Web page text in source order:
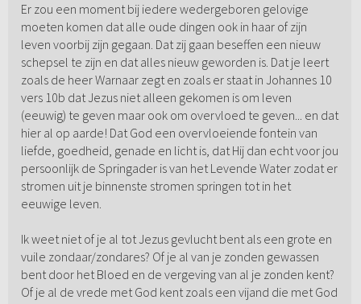
Er zou een moment bij iedere wedergeboren gelovige
moeten komen dat alle oude dingen ook in haar of zijn
leven voorbij zijn gegaan. Dat zij gaan beseffen een nieuw
schepsel te zijn en dat alles nieuw geworden is. Dat je leert
zoals de heer Warnaar zegt en zoals er staat in Johannes 10
vers 10b dat Jezus niet alleen gekomen is om leven
(eeuwig) te geven maar ook om overvloed te geven... en dat
hier al op aarde! Dat God een overvloeiende fontein van
liefde, goedheid, genade en licht is, dat Hij dan echt voor jou
persoonlijk de Springader is van het Levende Water zodat er
stromen uit je binnenste stromen springen tot in het
eeuwige leven.
Ik weet niet of je al tot Jezus gevlucht bent als een grote en
vuile zondaar/zondares? Of je al van je zonden gewassen
bent door het Bloed en de vergeving van al je zonden kent?
Of je al de vrede met God kent zoals een vijand die met God